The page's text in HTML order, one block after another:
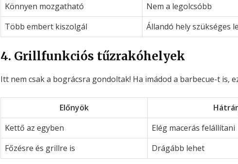
Könnyen mozgatható
Nem a legolcsóbb
Több embert kiszolgál
Állandó hely szükséges
4. Grillfunkciós tűzrakóhelyek
Itt nem csak a bográcsra gondoltak! Ha imádod a barbecue-t is,
Előnyök
Kettő az egyben
Elég macerás felállítani
Főzésre és grillre is
Drágább lehet